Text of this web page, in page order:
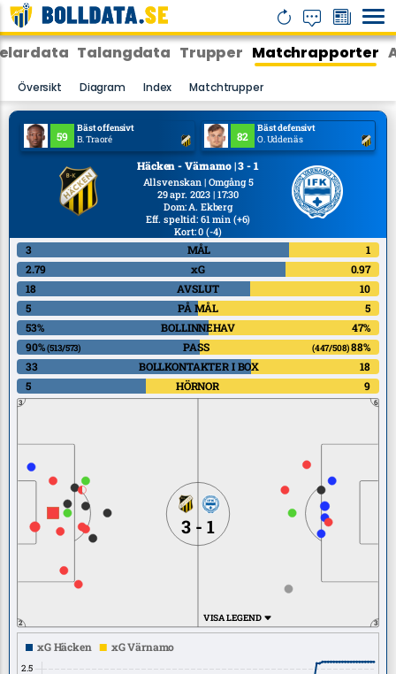
Talangdata Trupper Matchrapporter
Översikt Diagram Index Matchtrupper
Häcken - Värnamo | 3 - 1
Allsvenskan | Omgång 5
29 apr. 2023 | 17:30
Dom:A. Ekberg
Eff. speltid: 61 min (+6)
Kort: 0(-4)
59
Bäst offensivt
B. Traoré
82
Bäst defensivt
O. Uddenäs
3 MÅL
1
2.79
xG
0.97
18
AVSLUT
10
5
PÅ MÅL
5
53%
BOLLINNEHAV
47%
90%(513/573) PASS (447/508)88%
33
BOLLKONTAKTER I BOX
18
5
HÖRNOR 9
3
2
6
3
3 - 1
VISA LEGEND